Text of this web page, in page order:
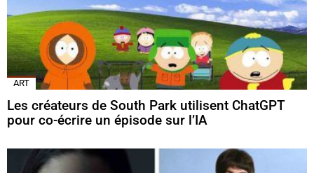
ART
Les créateurs de South Park utilisent ChatGPT
pour co-écrire un épisode sur l’IA